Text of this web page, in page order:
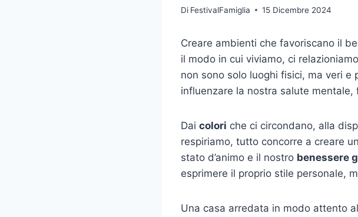
Di FestivalFamiglia 15 Dicembre 2024
Creare ambienti che favoriscano il
il modo in cui viviamo, ci
non sono solo luoghi fisici, ma veri
influenzare la nostra salute mentale,
Dai colori che ci circondano, alla
respiriamo, tutto concorre a creare
stato d’animo e il nostro benessere
esprimere il proprio stile personale,
Una casa arredata in modo attento